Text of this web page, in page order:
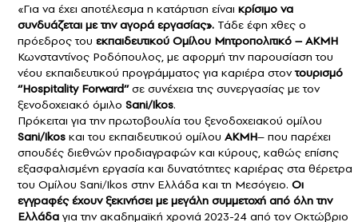
«Για να έχει αποτέλεσμα η κατάρτιση είναι κρίσιμο να
συνδυάζεται με την αγορά εργασίας». Τάδε έφη χθες ο
πρόεδρος του εκπαιδευτικού Ομίλου Μητροπολιτικό – ΑΚΜΗ
Κωνσταντίνος Ροδόπουλος, με αφορμή την παρουσίαση του
νέου εκπαιδευτικού προγράμματος για καριέρα στοντουρισμό
‘’Hospitality Forward’’σε συνέχεια της συνεργασίας με τον
ξενοδοχειακό όμιλο Sani/Ikos.
Πρόκειται για την πρωτοβουλία του ξενοδοχειακού ομίλου
Sani/Ikos και του εκπαιδευτικού ομίλου ΑΚΜΗ– που παρέχει
σπουδές διεθνών προδιαγραφών και κύρους, καθώς επίσης
εξασφαλισμένη εργασία και δυνατότητες καριέρας στα θέρετρα
του Ομίλου Sani/Ikos στην Ελλάδα και τη Μεσόγειο. Οι
εγγραφές έχουν ξεκινήσει με μεγάλη συμμετοχή από όλη την
Ελλάδα για την ακαδημαϊκή χρονιά 2023-24 από τον Οκτώβριο